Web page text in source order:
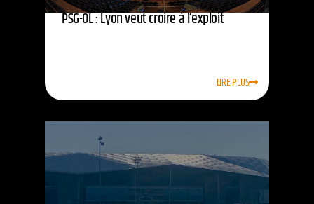
PSG-OL : Lyon veut croire à l’exploit
LIRE PLUS